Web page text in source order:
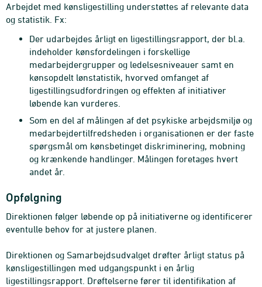
Arbejdet med kønsligestilling understøttes af relevante data
og statistik. Fx:
Der udarbejdes årligt en ligestillingsrapport, der bl.a.
indeholder kønsfordelingen i forskellige
medarbejdergrupper og ledelsesniveauer samt en
kønsopdelt lønstatistik, hvorved omfanget af
ligestillingsudfordringen og effekten af initiativer
løbende kan vurderes.
Som en del af målingen af det psykiske arbejdsmiljø og
medarbejdertilfredsheden i organisationen er der faste
spørgsmål om kønsbetinget diskriminering, mobning
og krænkende handlinger. Målingen foretages hvert
andet år.
Opfølgning
Direktionen følger løbende op på initiativerne og identificerer
eventulle behov for at justere planen.
Direktionen og Samarbejdsudvalget drøfter årligt status på
kønsligestillingen med udgangspunkt i en årlig
ligestillingsrapport. Drøftelserne fører til identifikation af